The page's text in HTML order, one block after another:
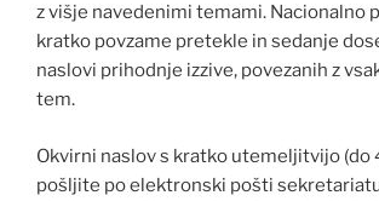
z višje navedenimi temami. Nacionalno
kratko povzame pretekle in sedanje
naslovi prihodnje izzive, povezanih z
tem.
Okvirni naslov s kratko utemeljitvijo (do
pošljite po elektronski pošti